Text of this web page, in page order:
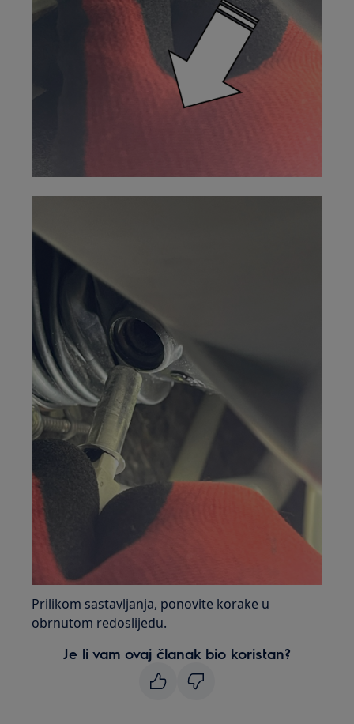
Prilikom sastavljanja, ponovite korake u
obrnutom redoslijedu.
Je li vam ovaj članak bio koristan?